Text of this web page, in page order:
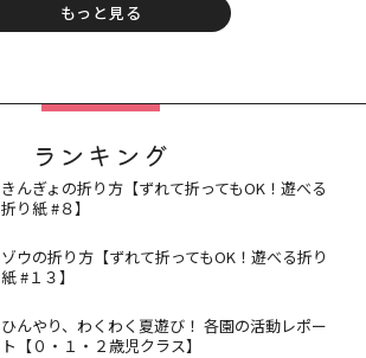
もっと見る
ランキング
きんぎょの折り方【ずれて折ってもOK！遊べる
折り紙 #８】
ゾウの折り方【ずれて折ってもOK！遊べる折り
紙 #１３】
ひんやり、わくわく夏遊び！ 各園の活動レポー
ト【０・１・２歳児クラス】